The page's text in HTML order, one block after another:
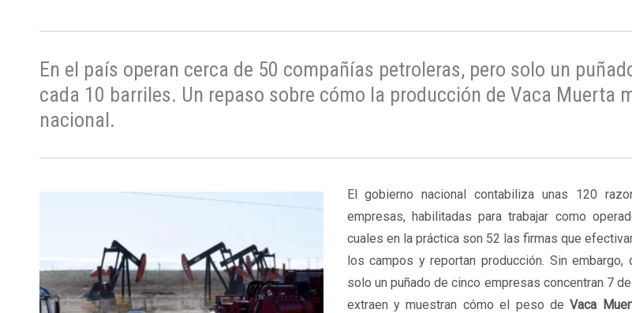
En el país operan cerca de 50 compañías petroleras, pero solo un
cada 10 barriles. Un repaso sobre cómo la producción de Vaca Muerta
nacional.
El gobierno nacional contabiliza unas 120
empresas, habilitadas para trabajar como
cuales en la práctica son 52 las firmas que
los campos y reportan producción. Sin embargo,
solo un puñado de cinco empresas concentran 7
extraen y muestran cómo el peso de Vaca